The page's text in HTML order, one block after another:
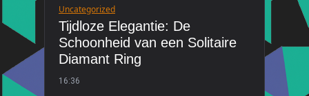
Uncategorized
Tijdloze Elegantie: De
Schoonheid van een Solitaire
Diamant Ring
16:36